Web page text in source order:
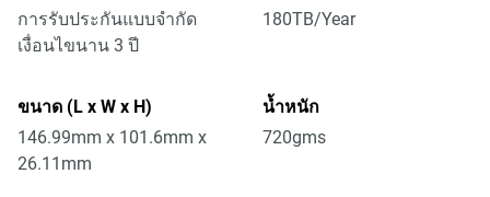
การรับประกันแบบจำกัด
เงื่อนไขนาน 3 ปี
180TB/Year
ขนาด (L x W x H)
146.99mm x 101.6mm x
26.11mm
น้ำหนัก
720gms